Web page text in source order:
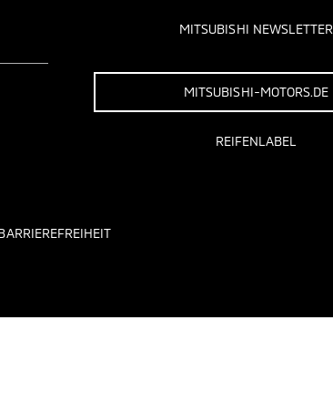
MITSUBISHI NEWSLETTER
MITSUBISHI-MOTORS.DE
REIFENLABEL